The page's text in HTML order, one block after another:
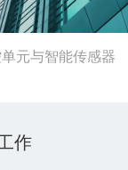
元与智能传感器
作